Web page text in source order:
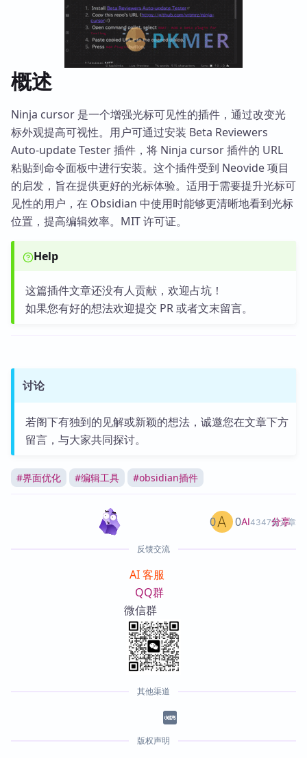
概述
Ninja cursor 是一个增强光标可见性的插件，通过改变光
标外观提高可视性。用户可通过安装 Beta Reviewers
Auto-update Tester 插件，将 Ninja cursor 插件的 URL
粘贴到命令面板中进行安装。这个插件受到 Neovide 项目
的启发，旨在提供更好的光标体验。适用于需要提升光标可
见性的用户，在 Obsidian 中使用时能够更清晰地看到光标
位置，提高编辑效率。MIT 许可证。
Help
这篇插件文章还没有人贡献，欢迎占坑！
如果您有好的想法欢迎提交 PR 或者文末留言。
讨论
若阁下有独到的见解或新颖的想法，诚邀您在文章下方
留言，与大家共同探讨。
#界面优化 #编辑工具 #obsidian插件
AI4347篇文章
0 0 分享
反馈交流
AI 客服
QQ群
微信群
其他渠道
版权声明